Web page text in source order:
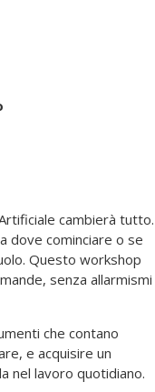
cambierà tutto.
dove cominciare o se
Questo workshop
senza allarmismi
che contano
e acquisire un
nel lavoro quotidiano.